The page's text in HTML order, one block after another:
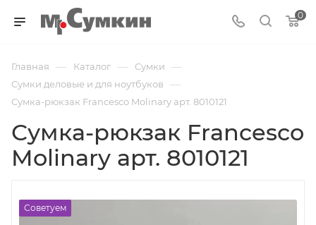
0
Главная — Каталог — Cумки —
Сумки деловые и для ноутбуков —
Сумка-рюкзак Francesco Molinary арт. 8010121
Сумка-рюкзак Francesco
Molinary арт. 8010121
Советуем